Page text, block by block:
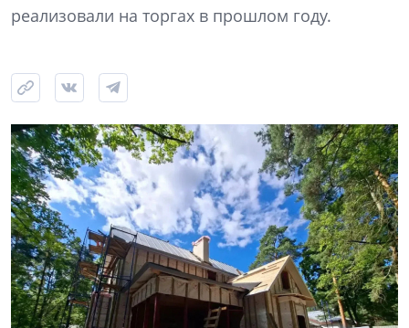
реализовали на торгах в прошлом году.